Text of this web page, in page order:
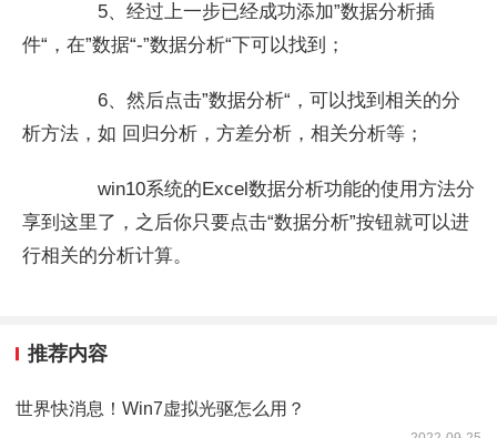
5、经过上一步已经成功添加”数据分析插
件“，在”数据“-”数据分析“下可以找到；
6、然后点击”数据分析“，可以找到相关的分
析方法，如 回归分析，方差分析，相关分析等；
win10系统的Excel数据分析功能的使用方法分
享到这里了，之后你只要点击“数据分析”按钮就可以进
行相关的分析计算。
推荐内容
世界快消息！Win7虚拟光驱怎么用？